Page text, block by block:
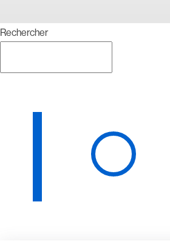
Rechercher